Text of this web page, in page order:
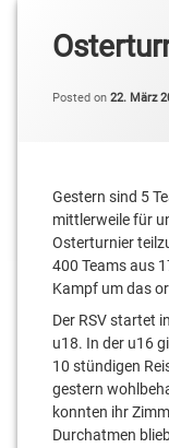
Posted on 22. März
Gestern sind 5
mittlerweile für
Osterturnier
400 Teams aus
Kampf um das
Der RSV startet
u18. In der u16
10 stündigen
gestern
konnten ihr
Durchatmen